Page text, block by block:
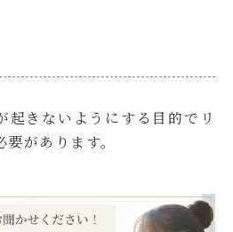
起きないようにする目的でリ
があります。